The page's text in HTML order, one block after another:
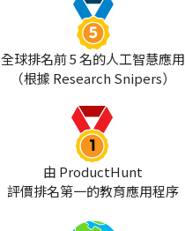
全球排名前 5 名的人工智慧應用
（根據 Research Snipers）
由 ProductHunt
評價排名第一的教育應用程序